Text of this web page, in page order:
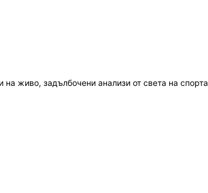
на живо, задълбочени анализи от света на спорта